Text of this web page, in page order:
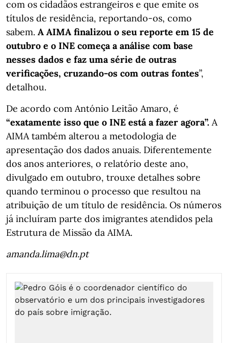
com os cidadãos estrangeiros e que emite os
títulos de residência, reportando-os, como
sabem. A AIMA finalizou o seu reporte em 15 de
outubro e o INE começa a análise com base
nesses dados e faz uma série de outras
verificações, cruzando-os com outras fontes”,
detalhou.
De acordo com António Leitão Amaro, é
“exatamente isso que o INE está a fazer agora”. A
AIMA também alterou a metodologia de
apresentação dos dados anuais. Diferentemente
dos anos anteriores, o relatório deste ano,
divulgado em outubro, trouxe detalhes sobre
quando terminou o processo que resultou na
atribuição de um título de residência. Os números
já incluíram parte dos imigrantes atendidos pela
Estrutura de Missão da AIMA.
amanda.lima@dn.pt